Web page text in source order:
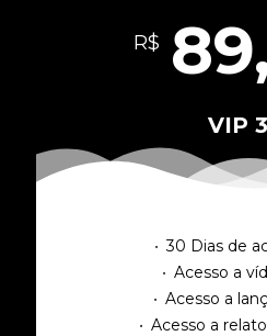
R$
VIP
30 Dias de
Acesso a
Acesso a
Acesso a